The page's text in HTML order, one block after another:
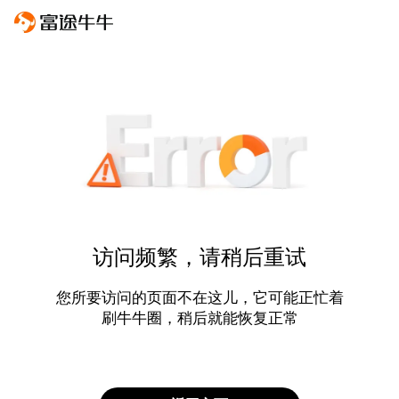
访问频繁，请稍后重试
您所要访问的页面不在这儿，它可能正忙着
刷牛牛圈，稍后就能恢复正常